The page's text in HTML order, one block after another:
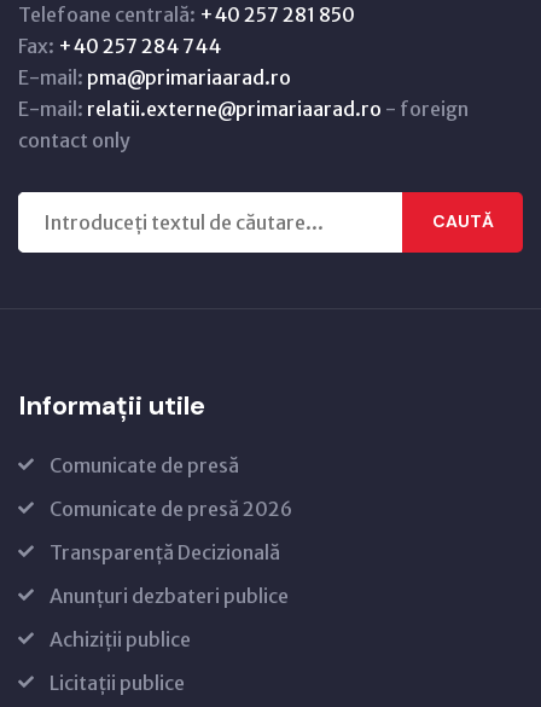
Telefoane centrală: +40 257 281 850
Fax: +40 257 284 744
E-mail: pma@primariaarad.ro
E-mail: relatii.externe@primariaarad.ro - foreign
contact only
CAUTĂ
Informații utile
Comunicate de presă
Comunicate de presă 2026
Transparență Decizională
Anunțuri dezbateri publice
Achiziții publice
Licitații publice